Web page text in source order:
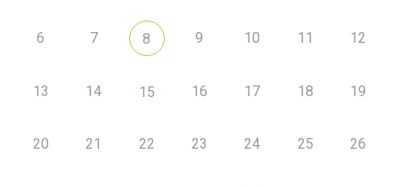
6 7 8 9 10 11 12
13 14 15 16 17 18 19
20 21 22 23 24 25 26